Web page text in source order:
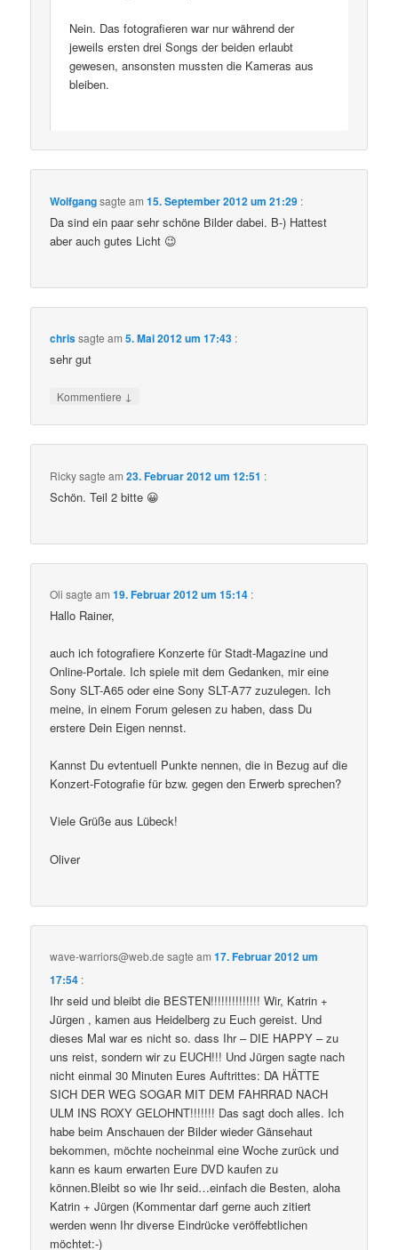
Nein. Das fotografieren war nur während der
jeweils ersten drei Songs der beiden erlaubt
gewesen, ansonsten mussten die Kameras aus
bleiben.
Wolfgangsagte am15. September 2012 um 21:29 :
Da sind ein paar sehr schöne Bilder dabei. B-) Hattest
aber auch gutes Licht 😉
chrissagte am5. Mai 2012 um 17:43 :
sehr gut
Kommentiere ↓
Rickysagte am23. Februar 2012 um 12:51 :
Schön. Teil 2 bitte 😀
Oli sagte am19. Februar 2012 um 15:14 :
Hallo Rainer,
auch ich fotografiere Konzerte für Stadt-Magazine und
Online-Portale. Ich spiele mit dem Gedanken, mir eine
Sony SLT-A65 oder eine Sony SLT-A77 zuzulegen. Ich
meine, in einem Forum gelesen zu haben, dass Du
erstere Dein Eigen nennst.
Kannst Du evtentuell Punkte nennen, die in Bezug auf die
Konzert-Fotografie für bzw. gegen den Erwerb sprechen?
Viele Grüße aus Lübeck!
Oliver
wave-warriors@web.de sagte am17. Februar 2012 um
17:54 :
Ihr seid und bleibt die BESTEN!!!!!!!!!!!!!! Wir, Katrin +
Jürgen , kamen aus Heidelberg zu Euch gereist. Und
dieses Mal war es nicht so. dass Ihr – DIE HAPPY – zu
uns reist, sondern wir zu EUCH!!! Und Jürgen sagte nach
nicht einmal 30 Minuten Eures Auftrittes: DA HÄTTE
SICH DER WEG SOGAR MIT DEM FAHRRAD NACH
ULM INS ROXY GELOHNT!!!!!!! Das sagt doch alles. Ich
habe beim Anschauen der Bilder wieder Gänsehaut
bekommen, möchte nocheinmal eine Woche zurück und
kann es kaum erwarten Eure DVD kaufen zu
können.Bleibt so wie Ihr seid…einfach die Besten, aloha
Katrin + Jürgen (Kommentar darf gerne auch zitiert
werden wenn Ihr diverse Eindrücke veröffebtlichen
möchtet:-)